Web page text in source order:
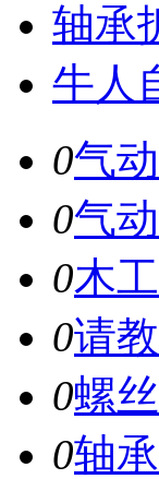
轴承
牛人
0气
0气
0木
0请
0螺
0轴